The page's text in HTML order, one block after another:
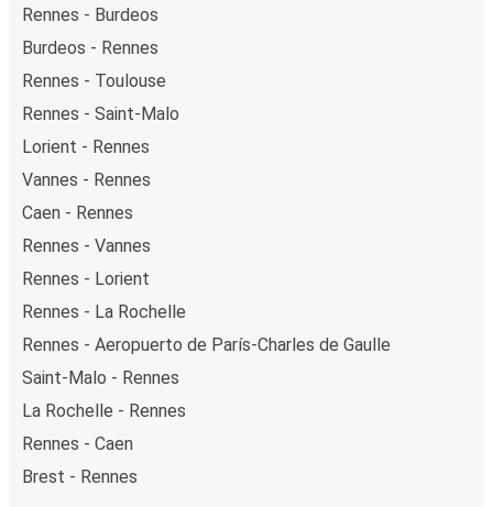
Rennes - Burdeos
Burdeos - Rennes
Rennes - Toulouse
Rennes - Saint-Malo
Lorient - Rennes
Vannes - Rennes
Caen - Rennes
Rennes - Vannes
Rennes - Lorient
Rennes - La Rochelle
Rennes - Aeropuerto de París-Charles de Gaulle
Saint-Malo - Rennes
La Rochelle - Rennes
Rennes - Caen
Brest - Rennes